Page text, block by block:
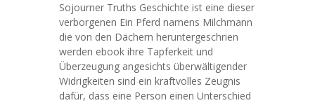
Sojourner Truths Geschichte ist eine dieser
verborgenen Ein Pferd namens Milchmann
die von den Dächern heruntergeschrien
werden ebook ihre Tapferkeit und
Überzeugung angesichts überwältigender
Widrigkeiten sind ein kraftvolles Zeugnis
dafür, dass eine Person einen Unterschied